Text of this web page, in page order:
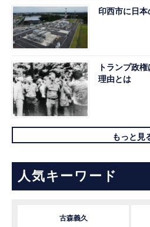
印西市に日
トランプ政
理由とは
もっと見
人気キーワード
古森義久